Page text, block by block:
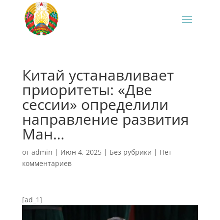
Китай устанавливает
приоритеты: «Две
сессии» определили
направление развития
Ман…
от admin | Июн 4, 2025| Без рубрики | Нет
комментариев
[ad_1]